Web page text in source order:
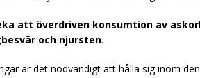
att överdriven konsumtion av
och njursten.
är det nödvändigt att hålla sig inom